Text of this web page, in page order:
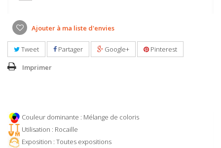
Ajouter à ma liste d'envies
Tweet Partager Google+ Pinterest
Imprimer
Couleur dominante : Mélange de coloris
Utilisation : Rocaille
Exposition : Toutes expositions